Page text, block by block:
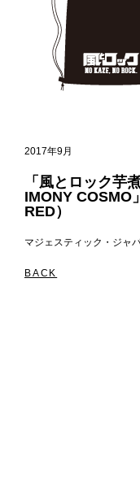
2017年9月
「風とロック芋
IMONY COSMO
RED）
マジェスティック・ジャ
BACK